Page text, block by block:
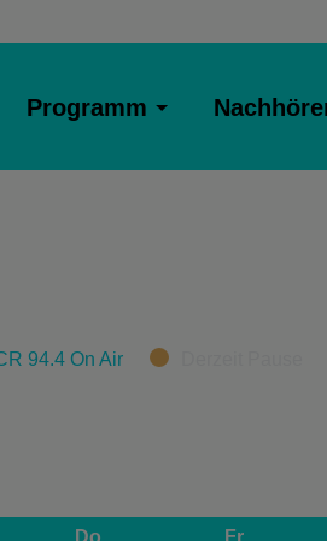
Programm
94.4 On Air